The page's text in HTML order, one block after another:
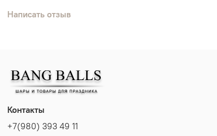
Написать отзыв
Контакты
+7(980) 393 49 11